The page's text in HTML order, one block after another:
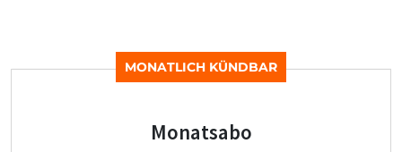
MONATLICH KÜNDBAR
Monatsabo